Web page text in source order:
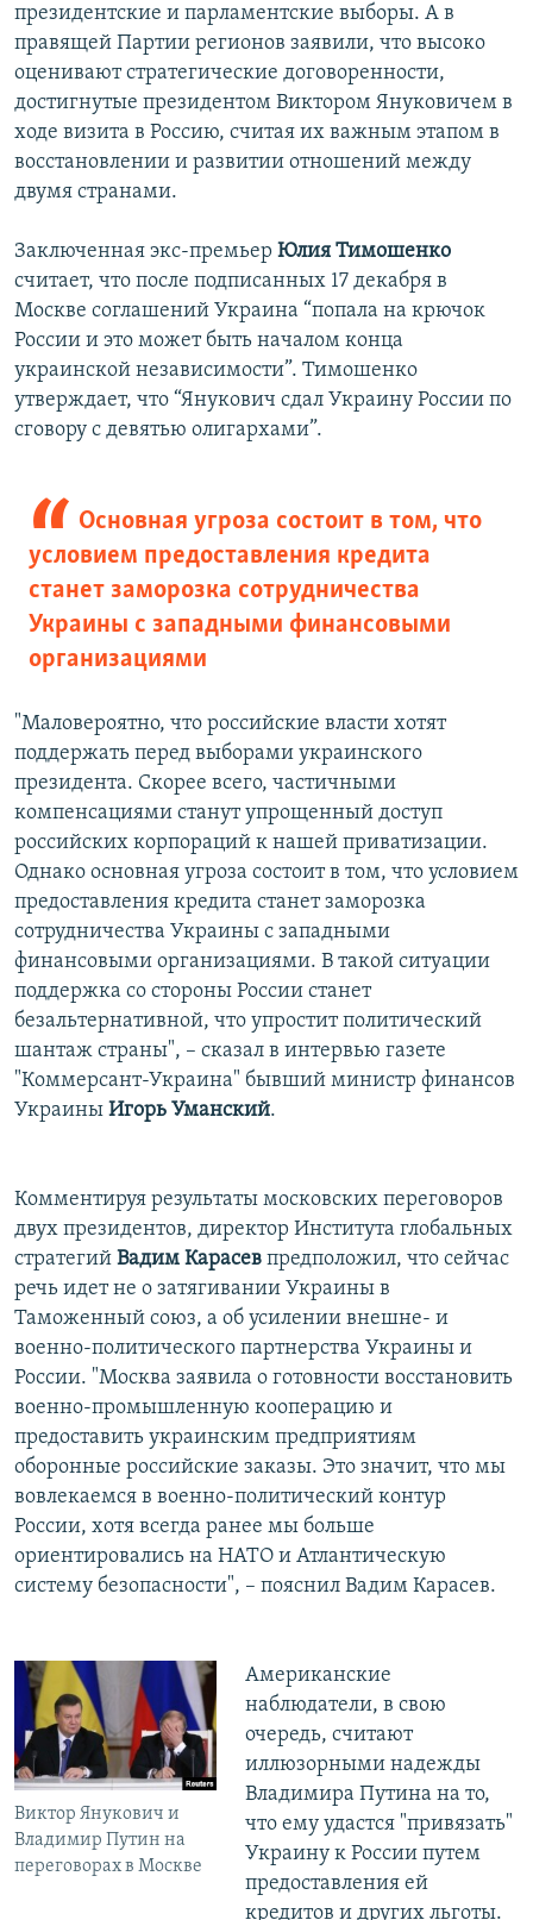
президентские и парламентские выборы. А в
правящей Партии регионов заявили, что высоко
оценивают стратегические договоренности,
достигнутые президентом Виктором Януковичем в
ходе визита в Россию, считая их важным этапом в
восстановлении и развитии отношений между
двумя странами.
Заключенная экс-премьер Юлия Тимошенко
считает, что после подписанных 17 декабря в
Москве соглашений Украина “попала на крючок
России и это может быть началом конца
украинской независимости”. Тимошенко
утверждает, что “Янукович сдал Украину России по
сговору с девятью олигархами”.
Основная угроза состоит в том, что
условием предоставления кредита
станет заморозка сотрудничества
Украины с западными финансовыми
организациями
"Маловероятно, что российские власти хотят
поддержать перед выборами украинского
президента. Скорее всего, частичными
компенсациями станут упрощенный доступ
российских корпораций к нашей приватизации.
Однако основная угроза состоит в том, что условием
предоставления кредита станет заморозка
сотрудничества Украины с западными
финансовыми организациями. В такой ситуации
поддержка со стороны России станет
безальтернативной, что упростит политический
шантаж страны", – сказал в интервью газете
"Коммерсант-Украина" бывший министр финансов
Украины Игорь Уманский.
Комментируя результаты московских переговоров
двух президентов, директор Института глобальных
стратегий Вадим Карасев предположил, что сейчас
речь идет не о затягивании Украины в
Таможенный союз, а об усилении внешне- и
военно-политического партнерства Украины и
России. "Москва заявила о готовности восстановить
военно-промышленную кооперацию и
предоставить украинским предприятиям
оборонные российские заказы. Это значит, что мы
вовлекаемся в военно-политический контур
России, хотя всегда ранее мы больше
ориентировались на НАТО и Атлантическую
систему безопасности", – пояснил Вадим Карасев.
Виктор Янукович и
Владимир Путин на
переговорах в Москве
Американские
наблюдатели, в свою
очередь, считают
иллюзорными надежды
Владимира Путина на то,
что ему удастся "привязать"
Украину к России путем
предоставления ей
кредитов и других льготы.